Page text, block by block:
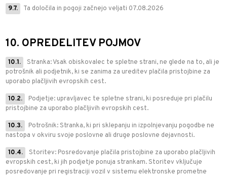
9.7. Ta določila in pogoji začnejo veljati 07.08.2026
10. OPREDELITEV POJMOV
10.1.
Stranka: Vsak obiskovalec te spletne strani, ne glede na to, ali je
potrošnik ali podjetnik, ki se zanima za ureditev plačila pristojbine za
uporabo plačljivih evropskih cest.
10.2.
Podjetje: upravljavec te spletne strani, ki posreduje pri plačilu
pristojbine za uporabo plačljivih evropskih cest.
10.3.
Potrošnik: Stranka, ki pri sklepanju in izpolnjevanju pogodbe ne
nastopa v okviru svoje poslovne ali druge poslovne dejavnosti.
10.4.
Storitev: Posredovanje plačila pristojbine za uporabo plačljivih
evropskih cest, ki jih podjetje ponuja strankam. Storitev vključuje
posredovanje pri registraciji vozil v sistemu elektronske prometne